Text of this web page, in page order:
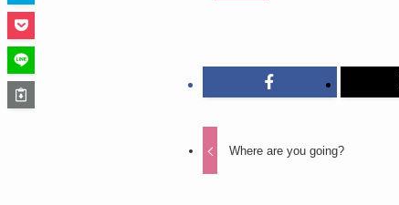
Where are you going?